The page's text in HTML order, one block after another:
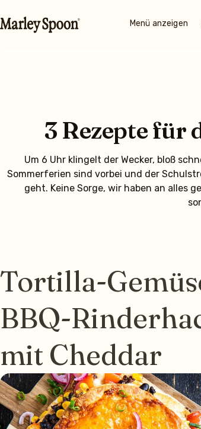
Menü anzeigen
3 Rezepte für
Um 6 Uhr klingelt der Wecker, bloß
Sommerferien sind vorbei und der
geht. Keine Sorge, wir haben an alles
Tortilla-
BBQ-
mit Cheddar